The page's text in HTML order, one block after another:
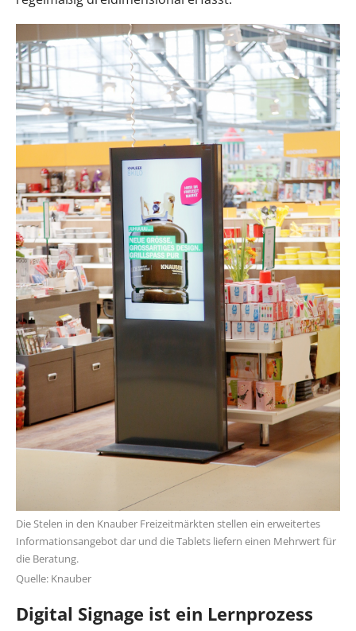
Die Stelen in den Knauber Freizeitmärkten stellen ein erweitertes
Informationsangebot dar und die Tablets liefern einen Mehrwert für
die Beratung.
Quelle: Knauber
Digital Signage ist ein Lernprozess